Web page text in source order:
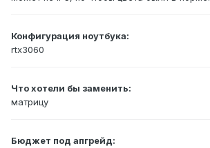
Конфигурация ноутбука:
rtx3060
Что хотели бы заменить:
матрицу
Бюджет под апгрейд: